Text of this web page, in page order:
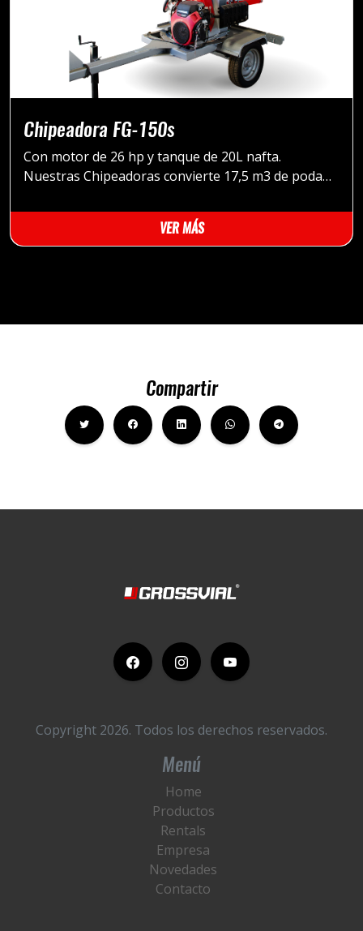
Chipeadora FG-150s
Con motor de 26 hp y tanque de 20L nafta.
Nuestras Chipeadoras convierte 17,5 m3 de poda
VER MÁS
Compartir
Copyright 2026. Todos los derechos reservados.
Menú
Home
Productos
Rentals
Empresa
Novedades
Contacto